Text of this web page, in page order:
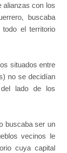
alianzas con los
buscaba
el territorio
situados entre
no se decidían
lado de los
buscaba ser un
vecinos le
cuya capital